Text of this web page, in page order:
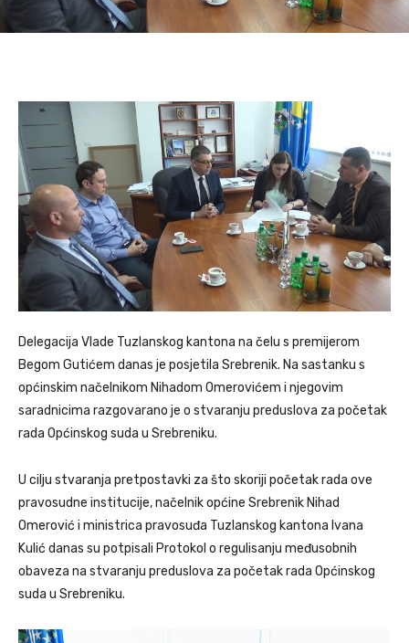
Delegacija Vlade Tuzlanskog kantona na čelu s premijerom
Begom Gutićem danas je posjetila Srebrenik. Na sastanku s
općinskim načelnikom Nihadom Omerovićem i njegovim
saradnicima razgovarano je o stvaranju preduslova za početak
rada Općinskog suda u Srebreniku.
U cilju stvaranja pretpostavki za što skoriji početak rada ove
pravosudne institucije, načelnik općine Srebrenik Nihad
Omerović i ministrica pravosuđa Tuzlanskog kantona Ivana
Kulić danas su potpisali Protokol o regulisanju međusobnih
obaveza na stvaranju preduslova za početak rada Općinskog
suda u Srebreniku.